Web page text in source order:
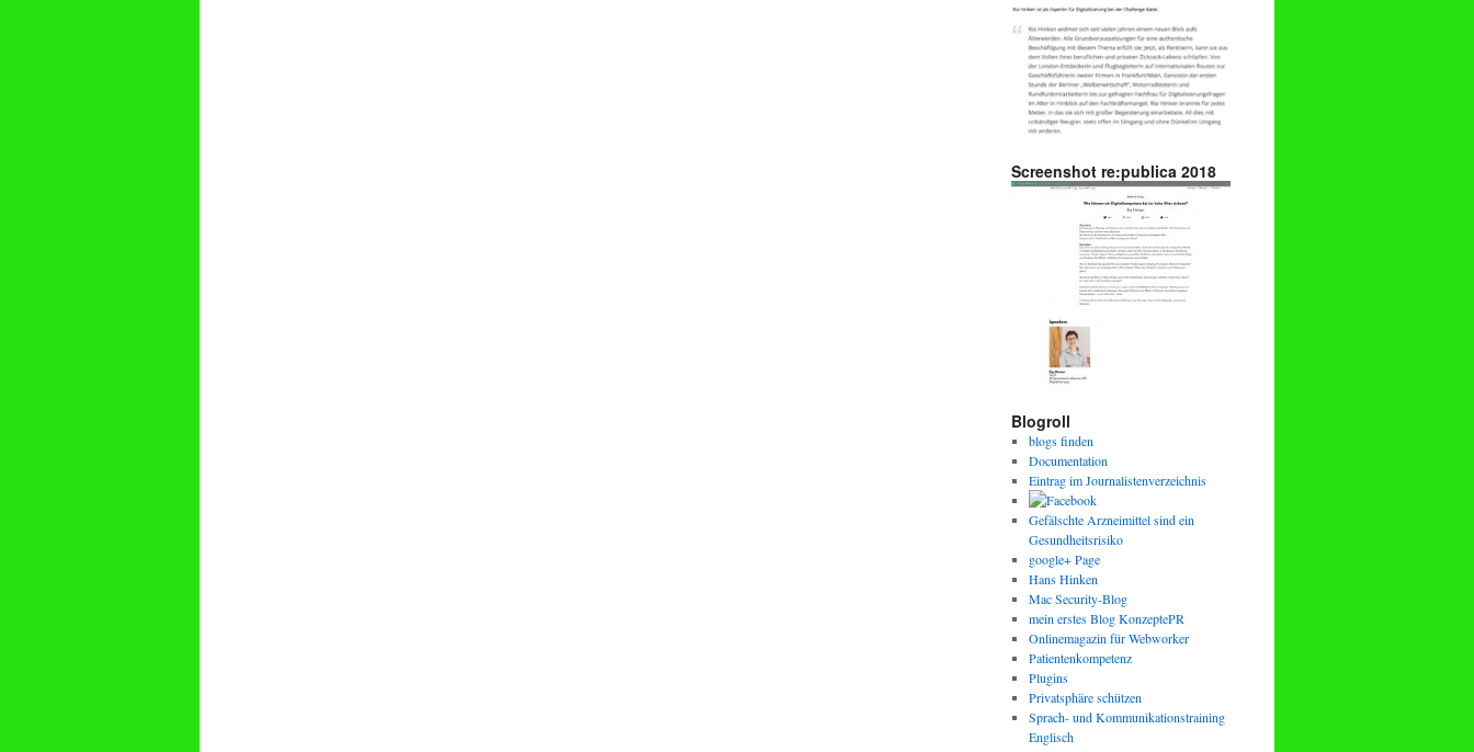
Screenshot re:publica 2018
Blogroll
blogs finden
Documentation
Eintrag im Journalistenverzeichnis
Gefälschte Arzneimittel sind ein
Gesundheitsrisiko
google+ Page
Hans Hinken
Mac Security-Blog
mein erstes Blog KonzeptePR
Onlinemagazin für Webworker
Patientenkompetenz
Plugins
Privatsphäre schützen
Sprach- und Kommunikationstraining
Englisch